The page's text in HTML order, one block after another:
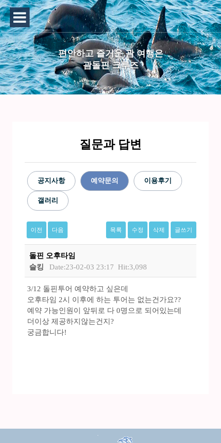
편안하고 즐거운 괌 여행은
괌돌핀 크루즈
질문과 답변
공지사항 예약문의 이용후기
갤러리
이전 다음 목록 수정 삭제 글쓰기
돌핀 오후타임
슬킹
Date:23-02-03 23:17 Hit:3,098
3/12 돌핀투어 예약하고 싶은데
오후타임 2시 이후에 하는 투어는 없는건가요??
예약 가능인원이 앞뒤로 다 0명으로 되어있는데
더이상 제공하지않는건지?
궁금합니다!